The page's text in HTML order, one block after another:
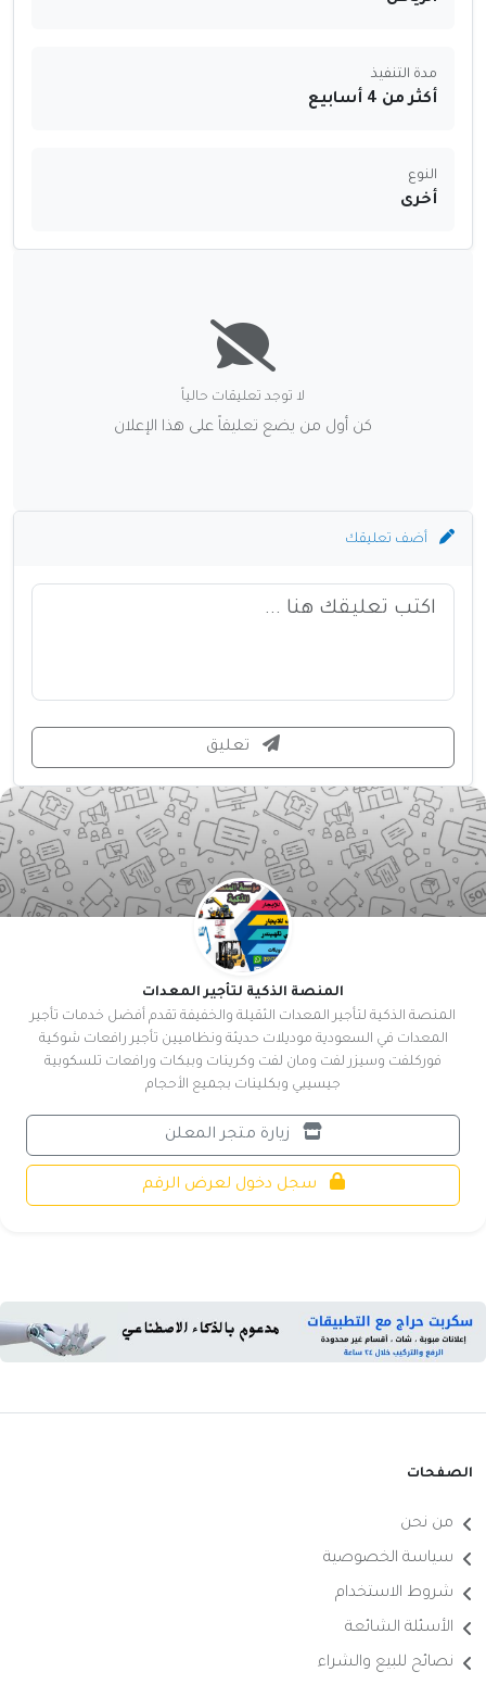
مدة التنفيذ
أكثر من 4 أسابيع
النوع
أخرى
لا توجد تعليقات حالياً
كن أول من يضع تعليقاً على هذا الإعلان
أضف تعليقك
تعليق
المنصة الذكية لتأجير المعدات
المنصة الذكية لتأجير المعدات الثقيلة والخفيفة تقدم أفضل خدمات تأجير
المعدات في السعودية موديلات حديثة ونظاميين تأجير رافعات شوكية
فوركلفت وسيزر لفت ومان لفت وكرينات وببكات ورافعات تلسكوبية
جيسيبي وبكلينات بجميع الأحجام
زيارة متجر المعلن
سجل دخول لعرض الرقم
الصفحات
من نحن
سياسة الخصوصية
شروط الاستخدام
الأسئلة الشائعة
نصائح للبيع والشراء